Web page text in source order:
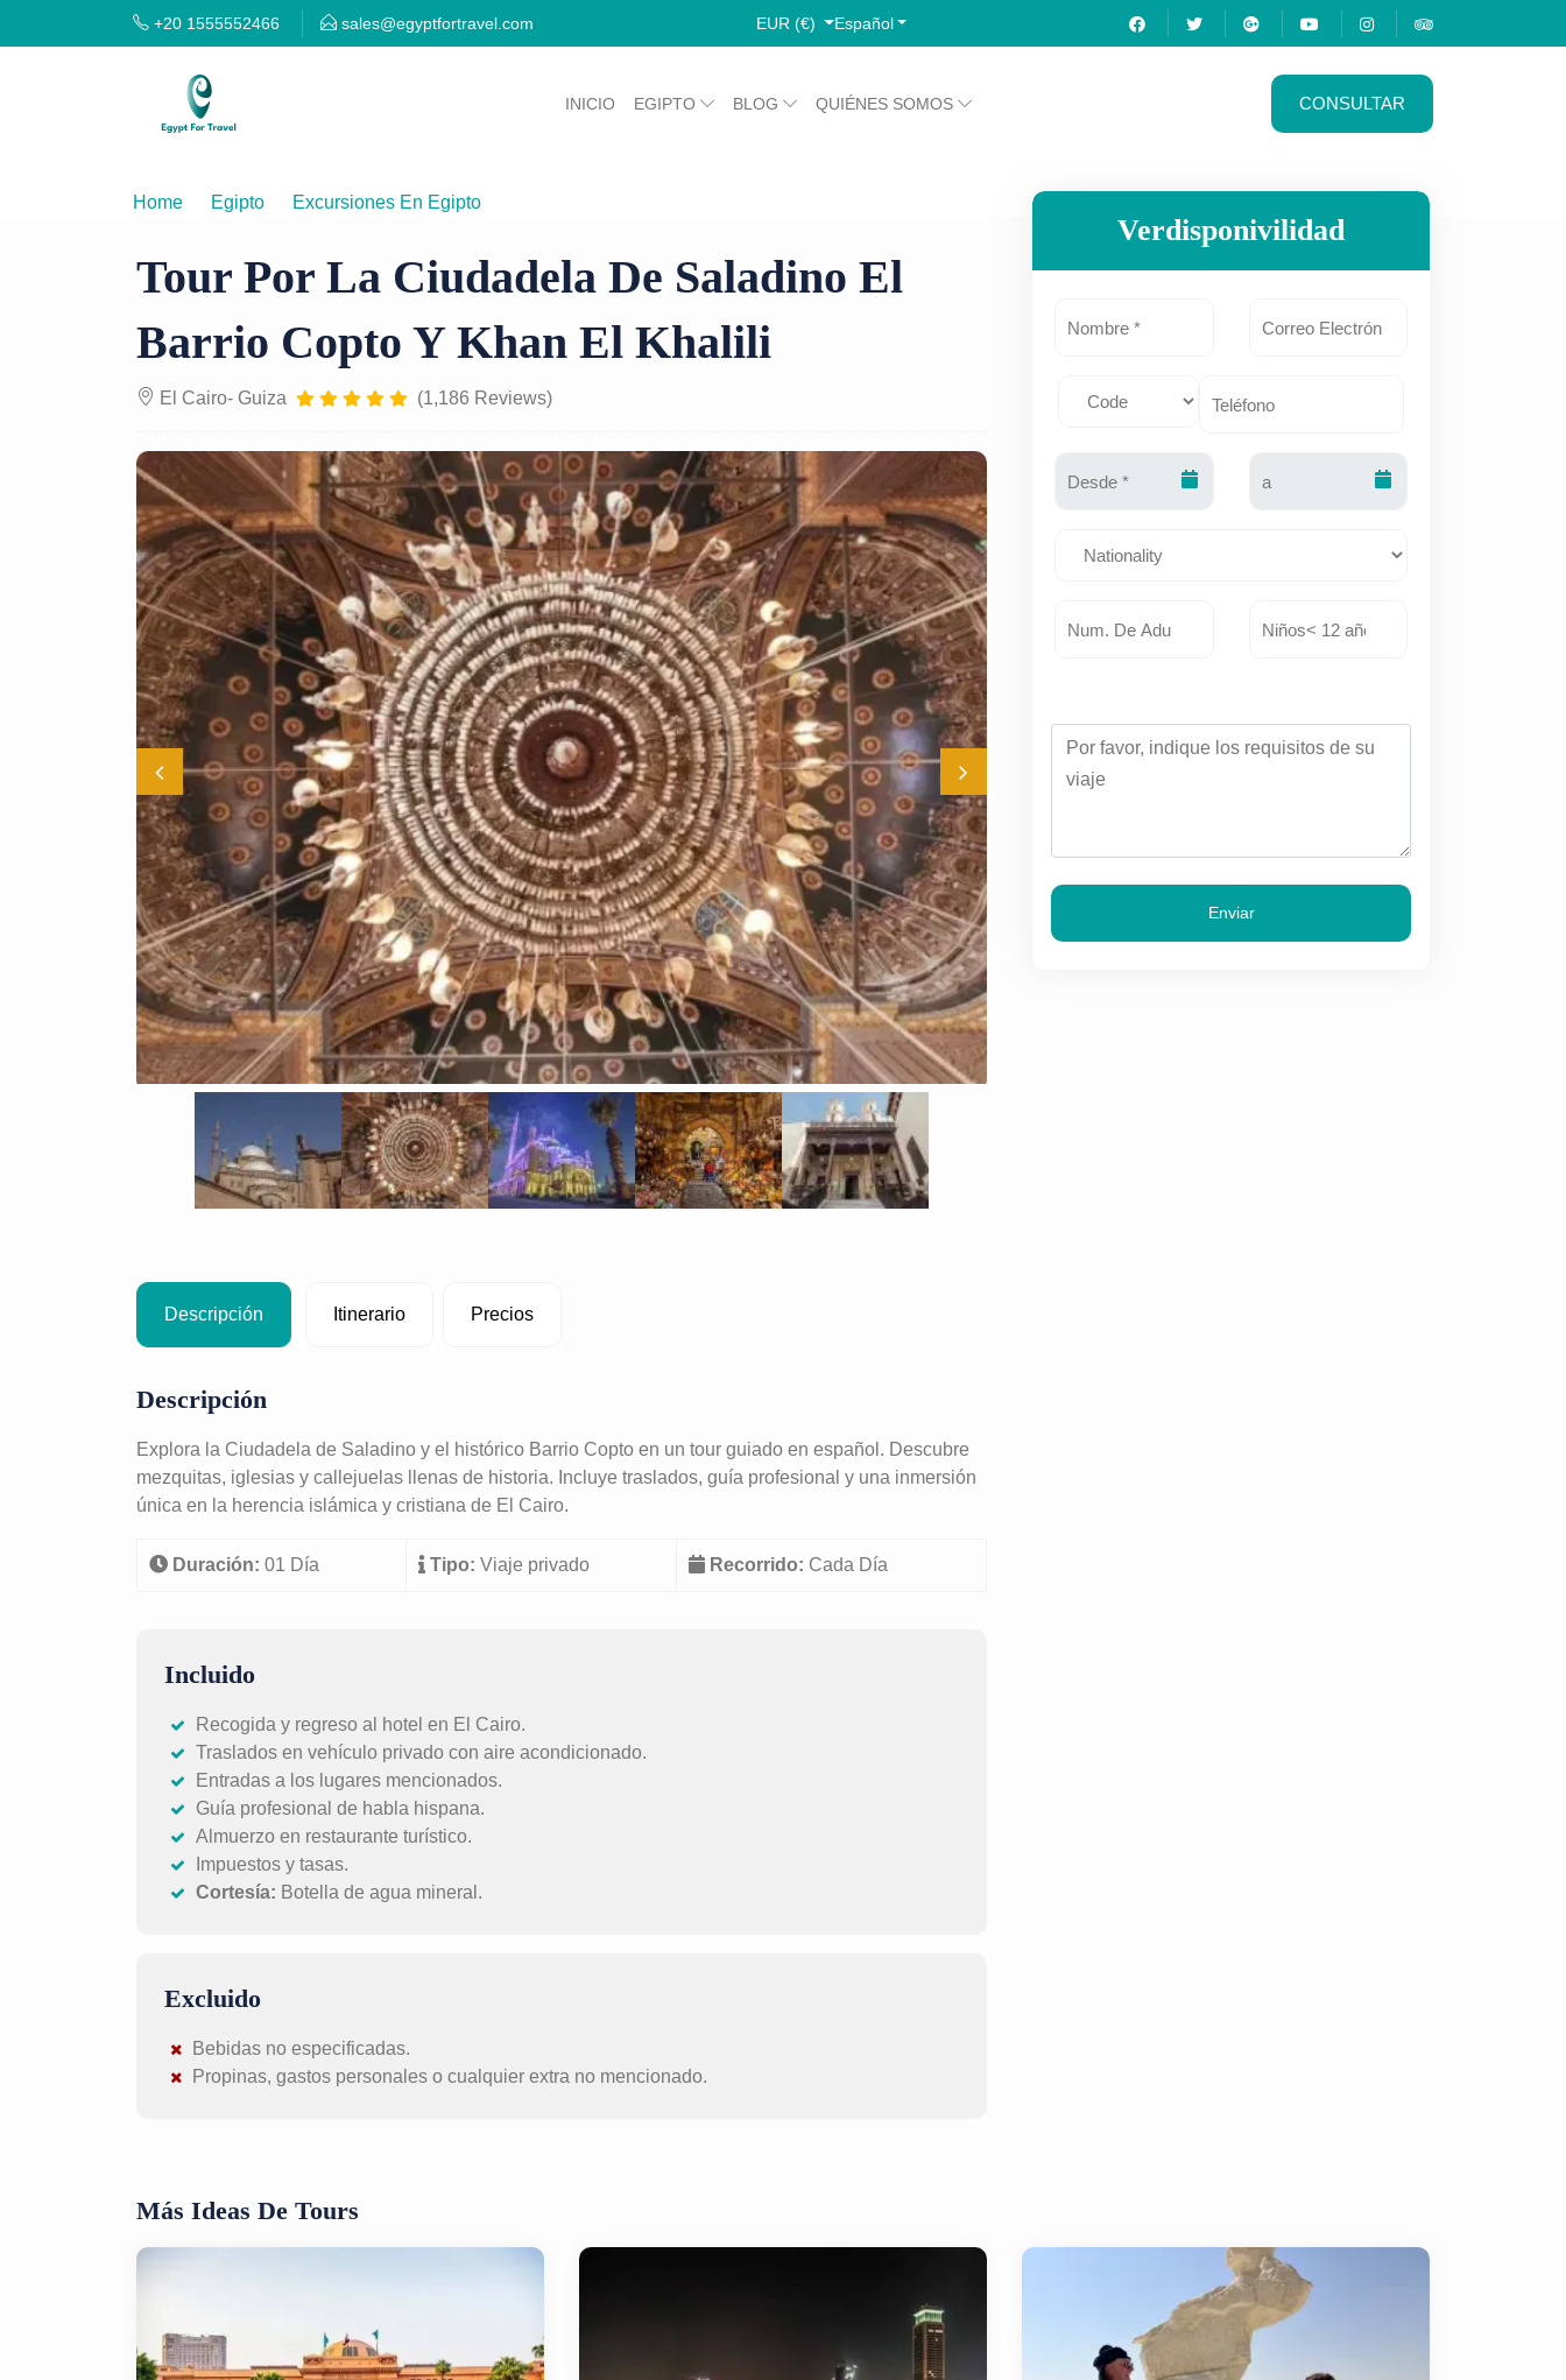
+20 1555552466 sales@egyptfortravel.com EUR (€) Español
INICIO EGIPTO BLOG QUIÉNES SOMOS CONSULTAR
Home Egipto Excursiones En Egipto Tour Por La Ciudadela De Saladino El Barrio Copto Y Khan El Khalili
Tour Por La Ciudadela De Saladino El
Barrio Copto Y Khan El Khalili
El Cairo- Guiza (1,186 Reviews)
Descripción Itinerario Precios
Descripción
Explora la Ciudadela de Saladino y el histórico Barrio Copto en un tour guiado en español. Descubre
mezquitas, iglesias y callejuelas llenas de historia. Incluye traslados, guía profesional y una inmersión
única en la herencia islámica y cristiana de El Cairo.
Duración: 01 Día Tipo: Viaje privado Recorrido: Cada Día
Incluido
Recogida y regreso al hotel en El Cairo.
Traslados en vehículo privado con aire acondicionado.
Entradas a los lugares mencionados.
Guía profesional de habla hispana.
Almuerzo en restaurante turístico.
Impuestos y tasas.
Cortesía: Botella de agua mineral.
Excluido
Bebidas no especificadas.
Propinas, gastos personales o cualquier extra no mencionado.
Verdisponivilidad
Enviar
Más Ideas De Tours